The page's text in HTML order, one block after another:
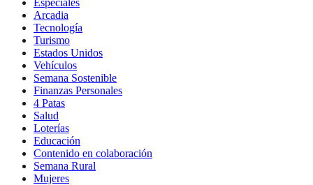
Arcadia
Tecnología
Turismo
Estados Unidos
Vehículos
Semana Sostenible
Finanzas Personales
4 Patas
Salud
Loterías
Educación
Contenido en colaboración
Semana Rural
Mujeres